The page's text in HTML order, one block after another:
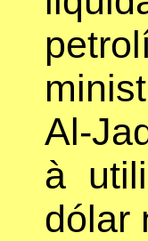
Al-
à
dólar